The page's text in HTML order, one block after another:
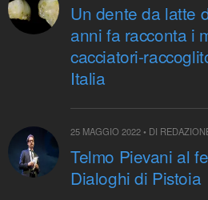
Un dente da latte
anni fa racconta i
cacciatori-
Italia
25 MAGGIO 2022 • DI
Telmo Pievani al
Dialoghi di Pistoia